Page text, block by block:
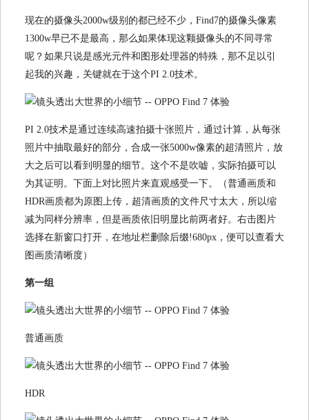
现在的摄像头2000w级别的都已经不少，Find7的摄像头像素
1300w早已不是最高，那么如果体现这颗摄像头的不同寻常
呢？如果只说是感光元件和图形处理器的特殊，那不足以引
起我的兴趣，关键就在于这个PI 2.0技术。
PI 2.0技术是通过连续高速拍摄十张照片，通过计算，从每张
照片中抽取最好的部分，合成一张5000w像素的超清照片，放
大之后可以看到明显的细节。这个不是吹嘘，实际拍摄可以
为其证明。下面上对比照片来直观感受一下。（普通画质和
HDR画质都为原图上传，超清画质的文件尺寸太大，所以缩
减为同样分辨率，但是画质依旧明显比前两者好。右击图片
选择在新窗口打开，在地址栏删除后缀!680px，便可以查看大
图画质清晰度）
第一组
普通画质
HDR